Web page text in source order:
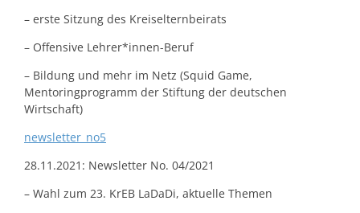
– erste Sitzung des Kreiselternbeirats
– Offensive Lehrer*innen-Beruf
– Bildung und mehr im Netz (Squid Game,
Mentoringprogramm der Stiftung der deutschen
Wirtschaft)
newsletter_no5
28.11.2021: Newsletter No. 04/2021
– Wahl zum 23. KrEB LaDaDi, aktuelle Themen